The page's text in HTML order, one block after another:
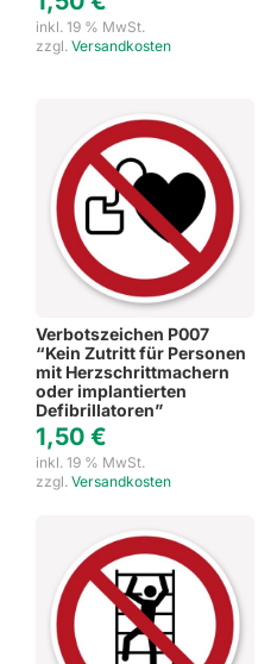
inkl. 19 % MwSt.
zzgl. Versandkosten
Verbotszeichen P007
“Kein Zutritt für Personen
mit Herzschrittmachern
oder implantierten
Defibrillatoren”
1,50 €
inkl. 19 % MwSt.
zzgl. Versandkosten